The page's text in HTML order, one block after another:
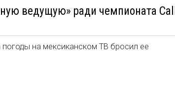
ведущую» ради чемпионата Call
на мексиканском ТВ бросил ее